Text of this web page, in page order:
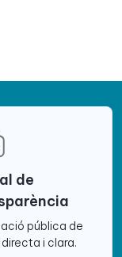
de
pública de
i clara.